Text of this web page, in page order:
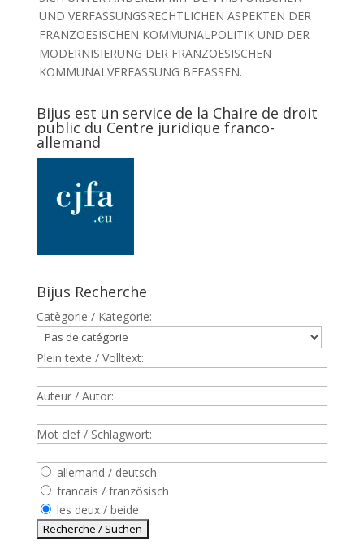
UND VERFASSUNGSRECHTLICHEN ASPEKTEN DER
FRANZOESISCHEN KOMMUNALPOLITIK UND DER
MODERNISIERUNG DER FRANZOESISCHEN
KOMMUNALVERFASSUNG BEFASSEN.
Bijus est un service de la Chaire de droit
public du Centre juridique franco-
allemand
Bijus Recherche
Catègorie / Kategorie:
Plein texte / Volltext:
Auteur / Autor:
Mot clef / Schlagwort:
allemand / deutsch
francais / französisch
les deux / beide